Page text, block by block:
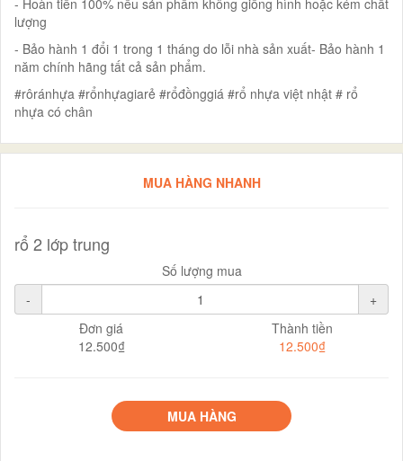
- Hoàn tiền 100% nếu sản phẩm không giống hình hoặc kém chất
lượng
- Bảo hành 1 đổi 1 trong 1 tháng do lỗi nhà sản xuất- Bảo hành 1
năm chính hãng tất cả sản phẩm.
#rôránhựa #rổnhựagiarẻ #rổđồnggiá #rổ nhựa việt nhật # rổ
nhựa có chân
MUA HÀNG NHANH
rổ 2 lớp trung
Số lượng mua
-
+
Đơn giá
12.500₫
Thành tiền
12.500₫
MUA HÀNG